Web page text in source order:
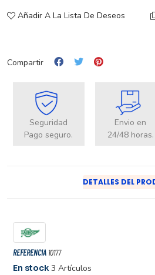
Añadir A La Lista De Deseos
Compartir
Seguridad
Pago seguro.
Envio en
24/48 horas.
DETALLES DEL
REFERENCIA 10177
En stock3 Artículos